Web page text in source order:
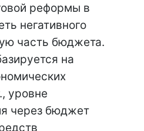
реформы в
негативного
часть бюджета.
на
уровне
через бюджет